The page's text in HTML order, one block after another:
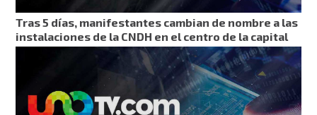
Tras 5 días, manifestantes cambian de nombre a las
instalaciones de la CNDH en el centro de la capital